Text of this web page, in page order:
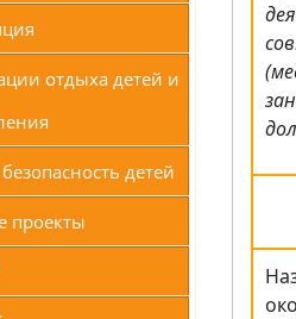
отдыха детей и
детей
проекты